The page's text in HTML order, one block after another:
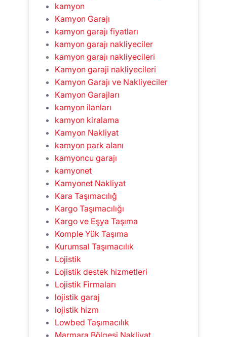
kamyon
Kamyon Garajı
kamyon garajı fiyatları
kamyon garajı nakliyeciler
kamyon garajı nakliyecileri
Kamyon garaji nakliyecileri
Kamyon Garajı ve Nakliyeciler
Kamyon Garajları
kamyon ilanları
kamyon kiralama
Kamyon Nakliyat
kamyon park alanı
kamyoncu garajı
kamyonet
Kamyonet Nakliyat
Kara Taşımacılığ
Kargo Taşımacılığı
Kargo ve Eşya Taşıma
Komple Yük Taşıma
Kurumsal Taşımacılık
Lojistik
Lojistik destek hizmetleri
Lojistik Firmaları
lojistik garaj
lojistik hizm
Lowbed Taşımacılık
Marmara Bölgesi Nakliyat